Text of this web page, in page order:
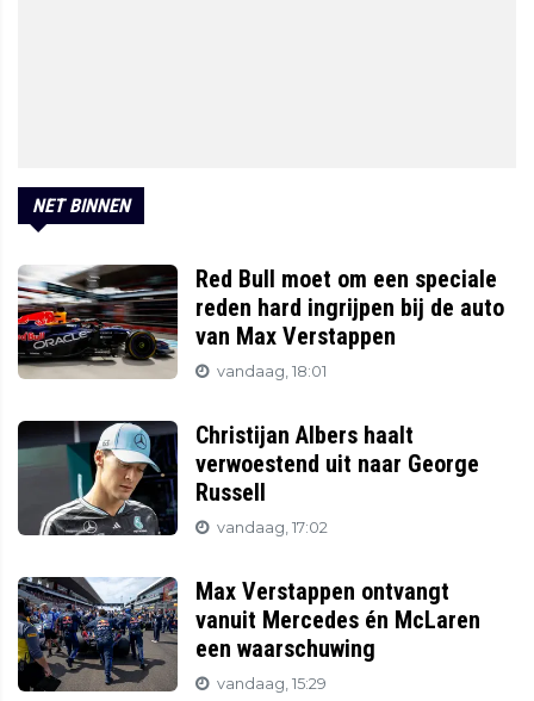
NET BINNEN
Red Bull moet om een speciale
reden hard ingrijpen bij de auto
van Max Verstappen
vandaag, 18:01
Christijan Albers haalt
verwoestend uit naar George
Russell
vandaag, 17:02
Max Verstappen ontvangt
vanuit Mercedes én McLaren
een waarschuwing
vandaag, 15:29